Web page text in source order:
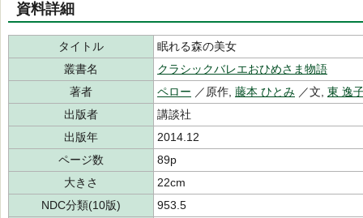
資料詳細
タイトル
眠れる森の美女
叢書名
クラシックバレエおひめさま物語
著者
ペロー ／原作, 藤本 ひとみ ／文, 東 逸
出版者
講談社
出版年
2014.12
ページ数
89p
大きさ
22cm
NDC分類(10版)
953.5